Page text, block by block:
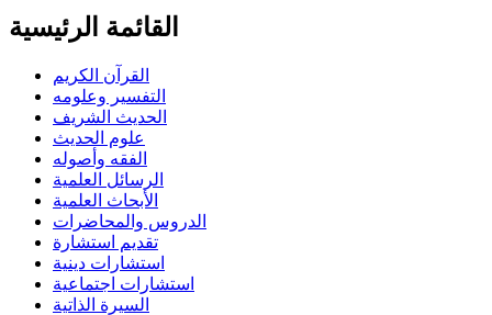
القائمة الرئيسية
القرآن الكريم
التفسير وعلومه
الحديث الشريف
علوم الحديث
الفقه وأصوله
الرسائل العلمية
الأبحاث العلمية
الدروس والمحاضرات
تقديم استشارة
استشارات دينية
استشارات اجتماعية
السيرة الذاتية